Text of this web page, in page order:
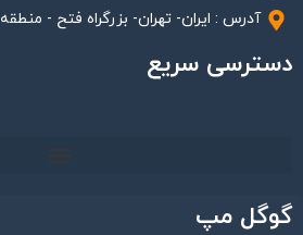
آدرس : ایران- تهران- بزرگراه فتح - منطقه 18
دسترسی سریع
گوگل مپ